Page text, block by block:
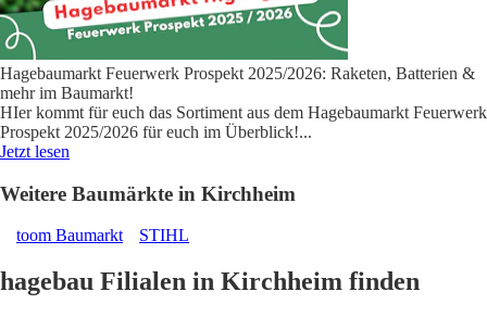
Hagebaumarkt Feuerwerk Prospekt 2025/2026: Raketen, Batterien &
mehr im Baumarkt!
HIer kommt für euch das Sortiment aus dem Hagebaumarkt Feuerwerk
Prospekt 2025/2026 für euch im Überblick!...
Jetzt lesen
Weitere Baumärkte in Kirchheim
toom Baumarkt STIHL
hagebau Filialen in Kirchheim finden